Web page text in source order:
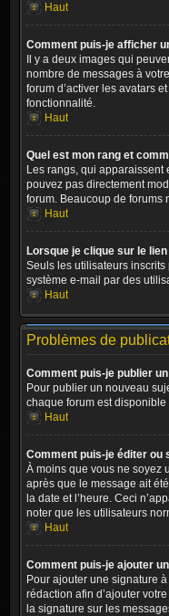
Haut
Comment puis-je afficher
Il y a deux images qui
nombre de messages à
forum d’activer les avatars
fonctionnalité.
Haut
Quel est mon rang et
Les rangs, qui apparaissent
pouvez pas directement
forum. Beaucoup de forums
Haut
Lorsque je clique sur le
Seuls les utilisateurs
système e-mail par des
Haut
Problèmes de
Comment puis-je publier
Pour publier un nouveau
chaque forum est
Haut
Comment puis-je éditer ou
À moins que vous ne soyez
après que le message ait
la date et l’heure. Ceci
noter que les utilisateurs
Haut
Comment puis-je ajouter
Pour ajouter une signature
rédaction afin d’ajouter
la signature sur les